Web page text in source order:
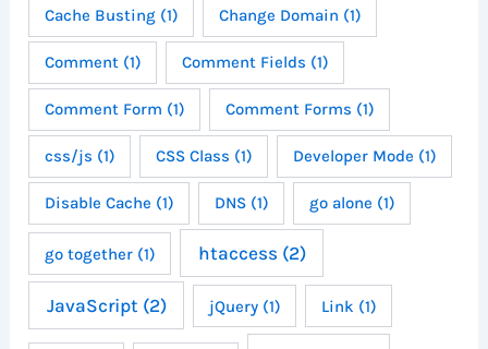
Cache Busting(1) Change Domain (1)
Comment(1) Comment Fields (1)
Comment Form (1) Comment Forms (1)
css/js (1) CSS Class (1) Developer Mode (1)
Disable Cache (1) DNS(1) go alone (1)
go together(1) htaccess (2)
JavaScript (2) jQuery(1) Link (1)